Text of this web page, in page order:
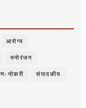
आरोग्य
मनोरंजन
नोकरी संपादकीय